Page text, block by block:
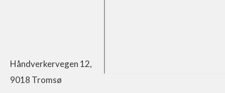
Håndverkervegen 12,
9018 Tromsø